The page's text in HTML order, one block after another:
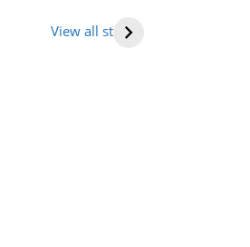
View all stories
राजमार्ग की सूची